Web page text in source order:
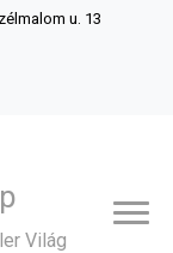
u. 13
Világ